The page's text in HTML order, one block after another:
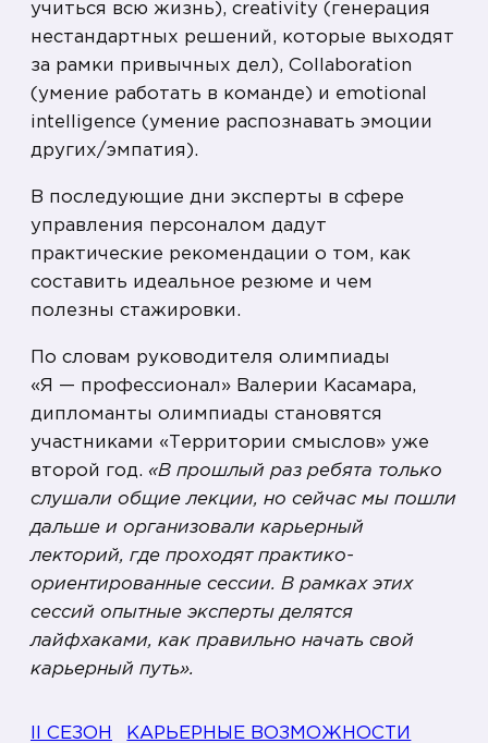
учиться всю жизнь), creativity (генерация
нестандартных решений, которые выходят
за рамки привычных дел), Collaboration
(умение работать в команде) и emotional
intelligence (умение распознавать эмоции
других/эмпатия).
В последующие дни эксперты в сфере
управления персоналом дадут
практические рекомендации о том, как
составить идеальное резюме и чем
полезны стажировки.
По словам руководителя олимпиады
«Я — профессионал» Валерии Касамара,
дипломанты олимпиады становятся
участниками «Территории смыслов» уже
второй год. «В прошлый раз ребята только
слушали общие лекции, но сейчас мы пошли
дальше и организовали карьерный
лекторий, где проходят практико-
ориентированные сессии. В рамках этих
сессий опытные эксперты делятся
лайфхаками, как правильно начать свой
карьерный путь».
II СЕЗОН
КАРЬЕРНЫЕ ВОЗМОЖНОСТИ